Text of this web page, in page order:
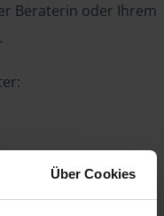
Über Cookies
Beraterin oder Ihrem